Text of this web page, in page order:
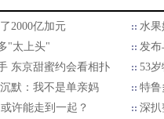
2000亿加元
水果
"太上头"
发布
东京甜蜜约会看相扑
53
默：我不是单亲妈
特鲁
许能走到一起？
深扒